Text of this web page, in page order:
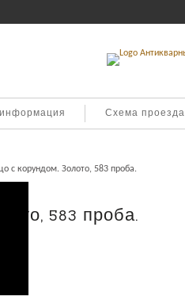
Схема проезда
с корундом. Золото, 583 проба.
583 проба.